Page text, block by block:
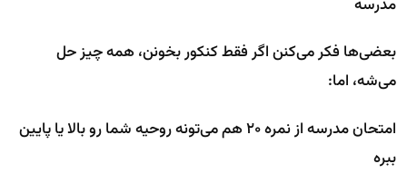
مدرسه
بعضی‌ها فکر می‌کنن اگر فقط کنکور بخونن، همه چیز حل
می‌شه، اما:
امتحان مدرسه از نمره ۲۰ هم می‌تونه روحیه شما رو بالا یا پایین
ببره